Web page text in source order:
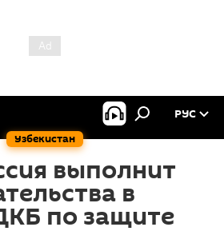
Узбекистан
РУС
выполнит
в
по защите